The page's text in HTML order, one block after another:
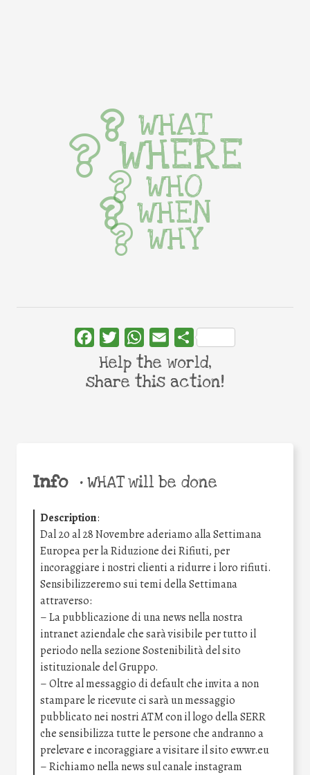
Info •WHAT will be done
Description:
Dal 20 al 28 Novembre aderiamo alla Settimana
Europea per la Riduzione dei Rifiuti, per
incoraggiare i nostri clienti a ridurre i loro rifiuti.
Sensibilizzeremo sui temi della Settimana
attraverso:
– La pubblicazione di una news nella nostra
intranet aziendale che sarà visibile per tutto il
periodo nella sezione Sostenibilità del sito
istituzionale del Gruppo.
– Oltre al messaggio di default che invita a non
stampare le ricevute ci sarà un messaggio
pubblicato nei nostri ATM con il logo della SERR
che sensibilizza tutte le persone che andranno a
prelevare e incoraggiare a visitare il sito ewwr.eu
– Richiamo nella news sul canale instagram
WHAT
WHERE
WHO
WHEN
WHY
FacebookTwitterWhatsApp
Email Share
Help the world,
share this action!